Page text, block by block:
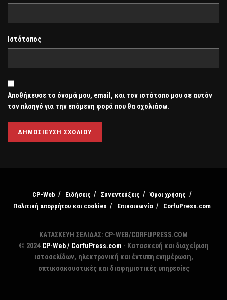
Ιστότοπος
Αποθήκευσε το όνομά μου, email, και τον ιστότοπο μου σε αυτόν
τον πλοηγό για την επόμενη φορά που θα σχολιάσω.
CP-Web Ειδήσεις Συνεντεύξεις
Όροι χρήσης
Πολιτική απορρήτου και cookies
Επικοινωνία CorfuPress.com
ΚΑΤΑΣΚΕΥΗ ΣΕΛΙΔΑΣ: CP-WEB/CORFUPRESS.COM
© 2024 CP-Web / CorfuPress.com - Κατασκευή και διαχείριση
ιστοσελίδων, ηλεκτρονική και έντυπη ενημέρωση,
οπτικοακουστικές και διαφημιστικές υπηρεσίες